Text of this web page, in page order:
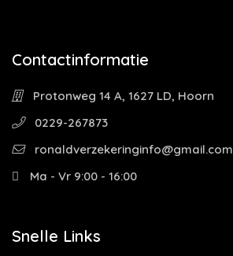
Contactinformatie
Protonweg 14 A, 1627 LD, Hoorn
0229-267873
ronaldverzekeringinfo@gmail.com
Ma - Vr 9:00 - 16:00
Snelle Links